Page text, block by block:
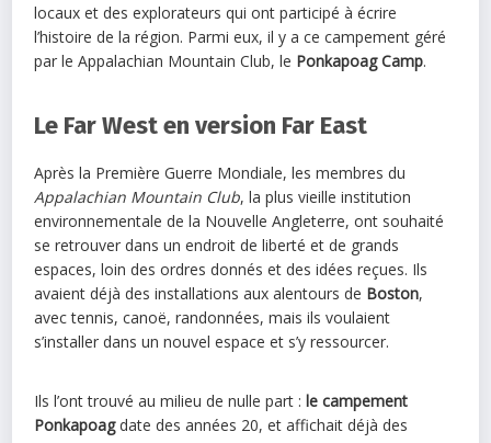
locaux et des explorateurs qui ont participé à écrire
l’histoire de la région. Parmi eux, il y a ce campement géré
par le Appalachian Mountain Club, le Ponkapoag Camp.
Le Far West en version Far East
Après la Première Guerre Mondiale, les membres du
Appalachian Mountain Club, la plus vieille institution
environnementale de la Nouvelle Angleterre, ont souhaité
se retrouver dans un endroit de liberté et de grands
espaces, loin des ordres donnés et des idées reçues. Ils
avaient déjà des installations aux alentours de Boston,
avec tennis, canoë, randonnées, mais ils voulaient
s’installer dans un nouvel espace et s’y ressourcer.
Ils l’ont trouvé au milieu de nulle part :le campement
Ponkapoagdate des années 20, et affichait déjà des